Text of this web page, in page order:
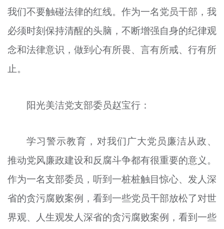
我们不要触碰法律的红线。作为一名党员干部，我
必须时刻保持清醒的头脑，不断增强自身的纪律观
念和法律意识，做到心有所畏、言有所戒、行有所
止。
阳光美洁党支部委员赵宝行：
学习警示教育，对我们广大党员廉洁从政、
推动党风廉政建设和反腐斗争都有很重要的意义。
作为一名支部委员，听到一桩桩触目惊心、发人深
省的贪污腐败案例，看到一些党员干部放松了对世
界观、人生观发人深省的贪污腐败案例，看到一些